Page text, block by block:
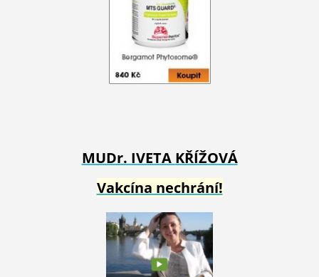
MUDr. IVETA KŘÍŽOVÁ
Vakcína nechrání!